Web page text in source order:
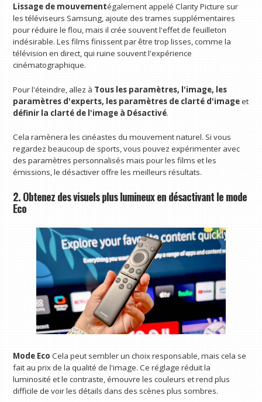
Lissage de mouvementégalement appelé Clarity Picture sur
les téléviseurs Samsung, ajoute des trames supplémentaires
pour réduire le flou, mais il crée souvent l'effet de feuilleton
indésirable. Les films finissent par être trop lisses, comme la
télévision en direct, qui ruine souvent l'expérience
cinématographique.
Pour l'éteindre, allez à Tous les paramètres, l'image, les
paramètres d'experts, les paramètres de clarté d'imageet
définir la clarté de l'image à Désactivé.
Cela ramènera les cinéastes du mouvement naturel. Si vous
regardez beaucoup de sports, vous pouvez expérimenter avec
des paramètres personnalisés mais pour les films et les
émissions, le désactiver offre les meilleurs résultats.
2. Obtenez des visuels plus lumineux en désactivant le mode
Eco
Mode EcoCela peut sembler un choix responsable, mais cela se
fait au prix de la qualité de l'image. Ce réglage réduit la
luminosité et le contraste, émouvre les couleurs et rend plus
difficile de voir les détails dans des scènes plus sombres.